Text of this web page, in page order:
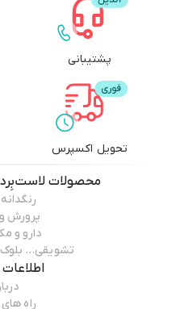
پشتیبانی
تحویل اکسپرس
محصولات
پرورش
دارو و
تشویقی… بلوک
راه